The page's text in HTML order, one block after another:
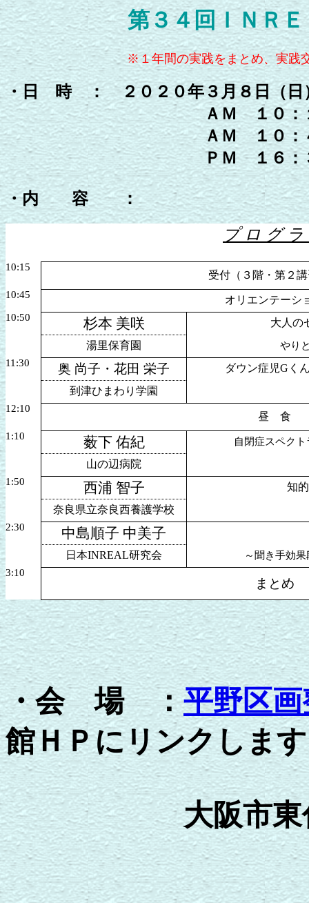
第３４回ＩＮＲ
※１年間の実践をまとめ、実践
・日 時 ： ２０２０年３月８日（日
ＡＭ １０：１５
ＡＭ １０：４５
ＰＭ １６：３０
・内 容 ：
プ ロ グ ラ
10:15
受付（３階・第２
10:45 オリエンテーシ
10:50 杉本 美咲
大人の
湯里保育園
やり
11:30
奥 尚子・花田 栄子
ダウン症児Gく
到津ひまわり学園
12:10
昼 食
1:10 薮下 佑紀 自閉症スペク
山の辺病院
1:50 西浦 智子
知
奈良県立奈良西養護学校
2:30 中島順子 中美子
日本INREAL研究会
～聞き手効
3:10
まとめ
・会 場 ：平野区
館ＨＰにリンクします
大阪市東住吉区